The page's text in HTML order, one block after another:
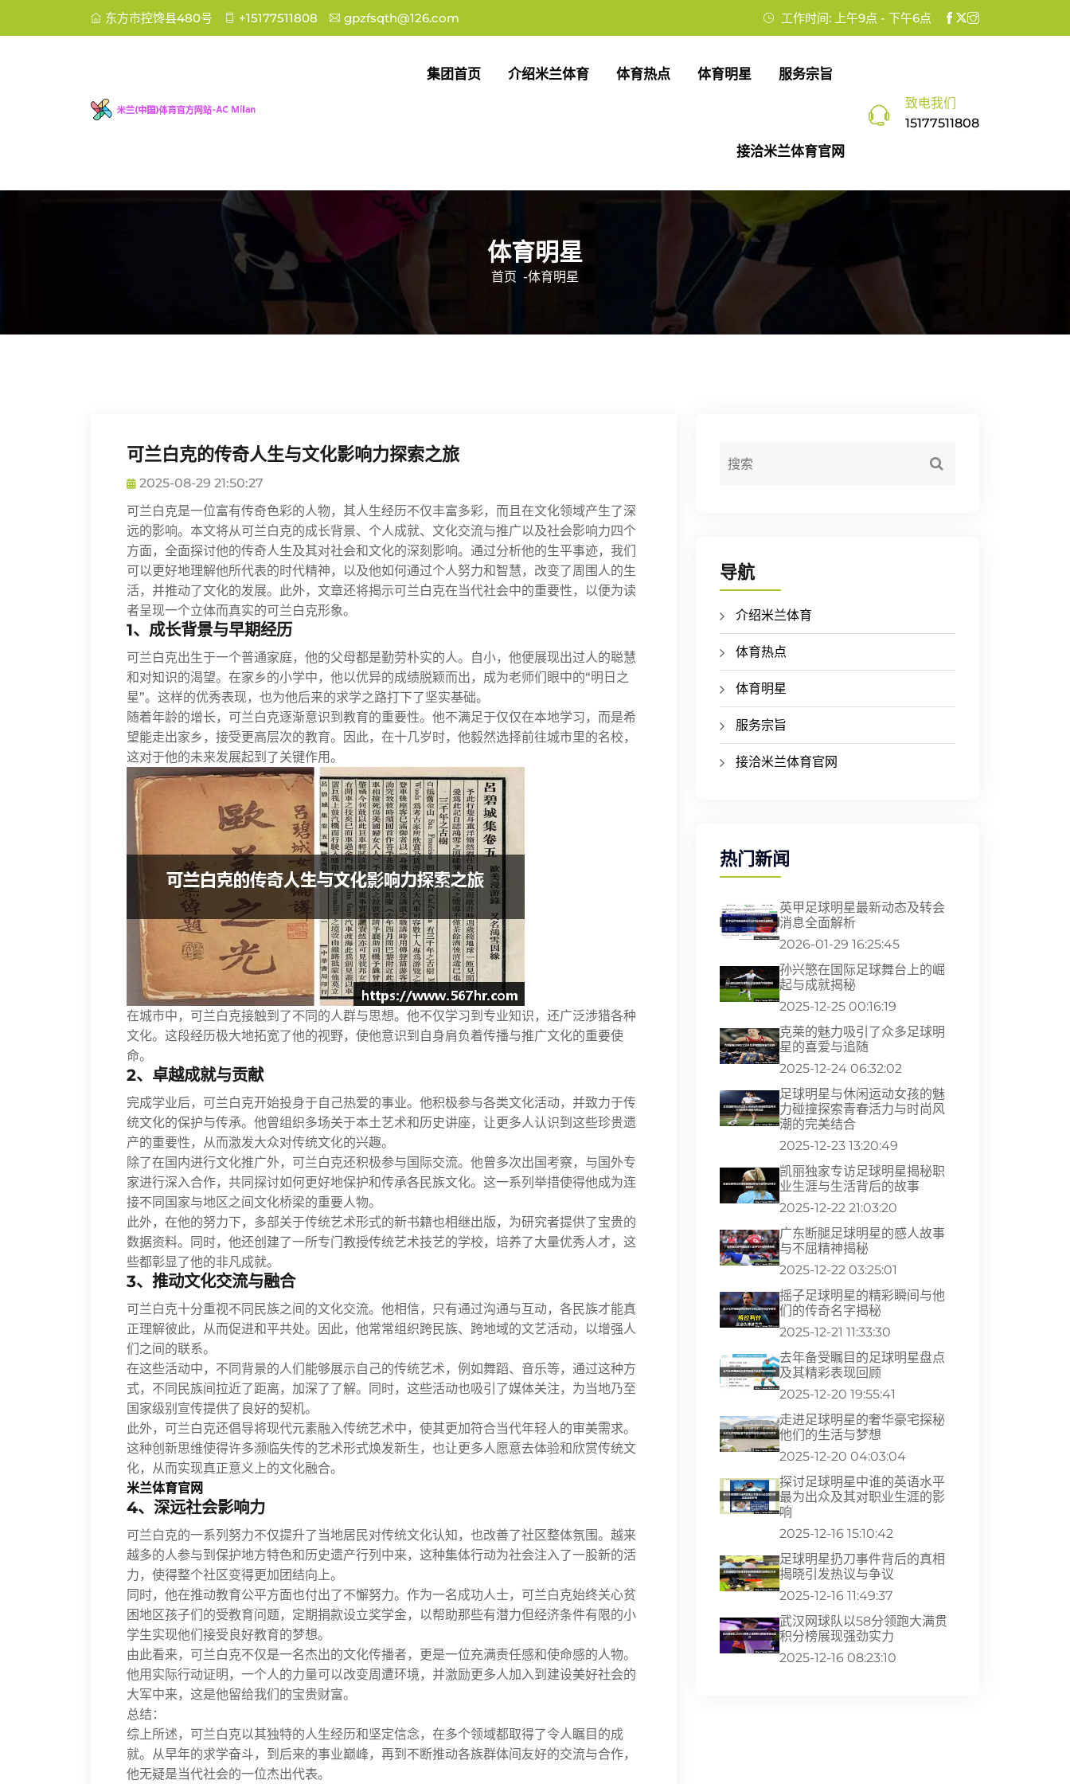
东方市控馋县480号 +15177511808 gpzfsqth@126.com 工作时间: 上午9点 - 下午6点
集团首页 介绍米兰体育 体育热点 体育明星 服务宗旨
接洽米兰体育官网
致电我们
15177511808
体育明星
首页 -体育明星
可兰白克的传奇人生与文化影响力探索之旅
2025-08-29 21:50:27
可兰白克是一位富有传奇色彩的人物，其人生经历不仅丰富多彩，而且在文化领域产生了深
远的影响。本文将从可兰白克的成长背景、个人成就、文化交流与推广以及社会影响力四个
方面，全面探讨他的传奇人生及其对社会和文化的深刻影响。通过分析他的生平事迹，我们
可以更好地理解他所代表的时代精神，以及他如何通过个人努力和智慧，改变了周围人的生
活，并推动了文化的发展。此外，文章还将揭示可兰白克在当代社会中的重要性，以便为读
者呈现一个立体而真实的可兰白克形象。
1、成长背景与早期经历
可兰白克出生于一个普通家庭，他的父母都是勤劳朴实的人。自小，他便展现出过人的聪慧
和对知识的渴望。在家乡的小学中，他以优异的成绩脱颖而出，成为老师们眼中的“明日之
星”。这样的优秀表现，也为他后来的求学之路打下了坚实基础。
随着年龄的增长，可兰白克逐渐意识到教育的重要性。他不满足于仅仅在本地学习，而是希
望能走出家乡，接受更高层次的教育。因此，在十几岁时，他毅然选择前往城市里的名校，
这对于他的未来发展起到了关键作用。
在城市中，可兰白克接触到了不同的人群与思想。他不仅学习到专业知识，还广泛涉猎各种
文化。这段经历极大地拓宽了他的视野，使他意识到自身肩负着传播与推广文化的重要使
命。
2、卓越成就与贡献
完成学业后，可兰白克开始投身于自己热爱的事业。他积极参与各类文化活动，并致力于传
统文化的保护与传承。他曾组织多场关于本土艺术和历史讲座，让更多人认识到这些珍贵遗
产的重要性，从而激发大众对传统文化的兴趣。
除了在国内进行文化推广外，可兰白克还积极参与国际交流。他曾多次出国考察，与国外专
家进行深入合作，共同探讨如何更好地保护和传承各民族文化。这一系列举措使得他成为连
接不同国家与地区之间文化桥梁的重要人物。
此外，在他的努力下，多部关于传统艺术形式的新书籍也相继出版，为研究者提供了宝贵的
数据资料。同时，他还创建了一所专门教授传统艺术技艺的学校，培养了大量优秀人才，这
些都彰显了他的非凡成就。
3、推动文化交流与融合
可兰白克十分重视不同民族之间的文化交流。他相信，只有通过沟通与互动，各民族才能真
正理解彼此，从而促进和平共处。因此，他常常组织跨民族、跨地域的文艺活动，以增强人
们之间的联系。
在这些活动中，不同背景的人们能够展示自己的传统艺术，例如舞蹈、音乐等，通过这种方
式，不同民族间拉近了距离，加深了了解。同时，这些活动也吸引了媒体关注，为当地乃至
国家级别宣传提供了良好的契机。
此外，可兰白克还倡导将现代元素融入传统艺术中，使其更加符合当代年轻人的审美需求。
这种创新思维使得许多濒临失传的艺术形式焕发新生，也让更多人愿意去体验和欣赏传统文
化，从而实现真正意义上的文化融合。
米兰体育官网
4、深远社会影响力
可兰白克的一系列努力不仅提升了当地居民对传统文化认知，也改善了社区整体氛围。越来
越多的人参与到保护地方特色和历史遗产行列中来，这种集体行动为社会注入了一股新的活
力，使得整个社区变得更加团结向上。
同时，他在推动教育公平方面也付出了不懈努力。作为一名成功人士，可兰白克始终关心贫
困地区孩子们的受教育问题，定期捐款设立奖学金，以帮助那些有潜力但经济条件有限的小
学生实现他们接受良好教育的梦想。
由此看来，可兰白克不仅是一名杰出的文化传播者，更是一位充满责任感和使命感的人物。
他用实际行动证明，一个人的力量可以改变周遭环境，并激励更多人加入到建设美好社会的
大军中来，这是他留给我们的宝贵财富。
总结：
综上所述，可兰白克以其独特的人生经历和坚定信念，在多个领域都取得了令人瞩目的成
就。从早年的求学奋斗，到后来的事业巅峰，再到不断推动各族群体间友好的交流与合作，
他无疑是当代社会的一位杰出代表。
导航
介绍米兰体育
体育热点
体育明星
服务宗旨
接洽米兰体育官网
热门新闻
英甲足球明星最新动态及转会
消息全面解析
2026-01-29 16:25:45
孙兴慜在国际足球舞台上的崛
起与成就揭秘
2025-12-25 00:16:19
克莱的魅力吸引了众多足球明
星的喜爱与追随
2025-12-24 06:32:02
足球明星与休闲运动女孩的魅
力碰撞探索青春活力与时尚风
潮的完美结合
2025-12-23 13:20:49
凯丽独家专访足球明星揭秘职
业生涯与生活背后的故事
2025-12-22 21:03:20
广东断腿足球明星的感人故事
与不屈精神揭秘
2025-12-22 03:25:01
摇子足球明星的精彩瞬间与他
们的传奇名字揭秘
2025-12-21 11:33:30
去年备受瞩目的足球明星盘点
及其精彩表现回顾
2025-12-20 19:55:41
走进足球明星的奢华豪宅探秘
他们的生活与梦想
2025-12-20 04:03:04
探讨足球明星中谁的英语水平
最为出众及其对职业生涯的影
响
2025-12-16 15:10:42
足球明星扔刀事件背后的真相
揭晓引发热议与争议
2025-12-16 11:49:37
武汉网球队以58分领跑大满贯
积分榜展现强劲实力
2025-12-16 08:23:10